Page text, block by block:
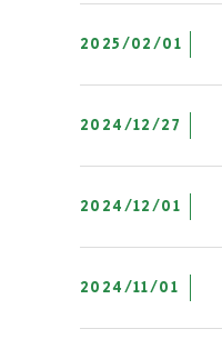
2025/02/01
2024/12/27
2024/12/01
2024/11/01